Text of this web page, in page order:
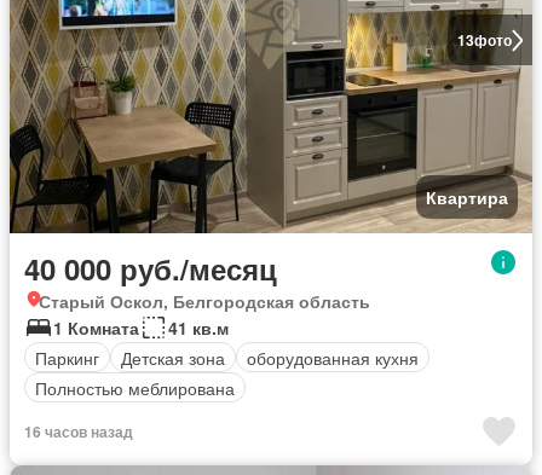
13фото
Квартира
40 000 руб./месяц
Старый Оскол, Белгородская область
1 Комната
41 кв.м
Паркинг
Детская зона
оборудованная кухня
Полностью меблирована
16 часов назад